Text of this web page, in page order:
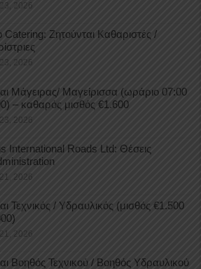
2026
Catering: Ζητούνται Καθαριστές /
2026
Μάγειρας/ Μαγείρισσα (ωράριο 07:00
– καθαρός μισθός €1.600
2026
International Roads Ltd: Θέσεις
2026
Τεχνικός / Υδραυλικός (μισθός €1.500
2026
Βοηθός Τεχνικού / Βοηθός Υδραυλικού